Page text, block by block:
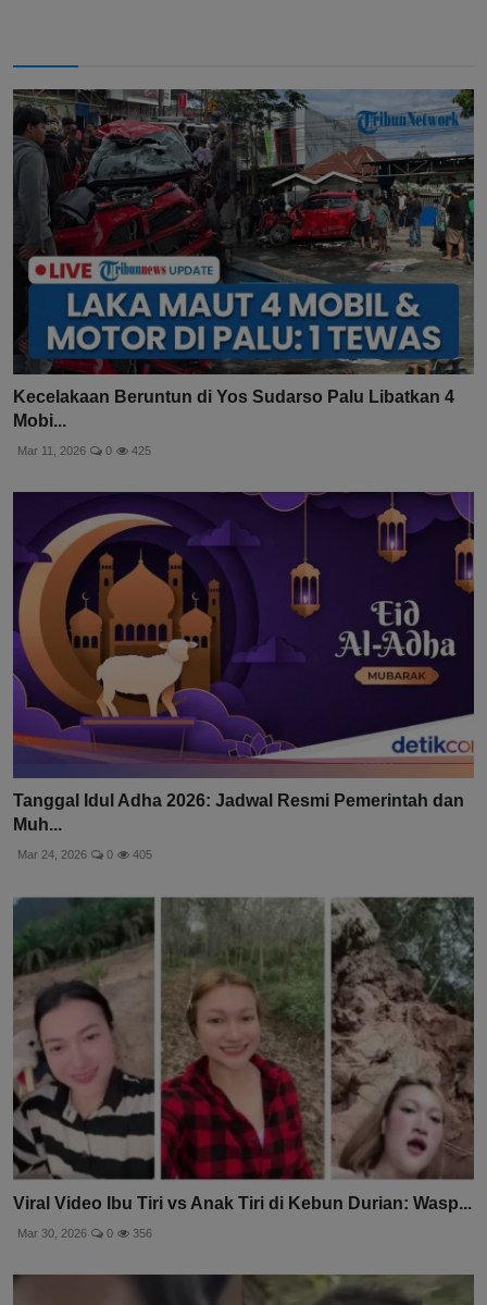
Kecelakaan Beruntun di Yos Sudarso Palu Libatkan 4
Mobi...
Mar 11, 2026 0 425
Tanggal Idul Adha 2026: Jadwal Resmi Pemerintah dan
Muh...
Mar 24, 2026 0 405
Viral Video Ibu Tiri vs Anak Tiri di Kebun Durian: Wasp...
Mar 30, 2026 0 356